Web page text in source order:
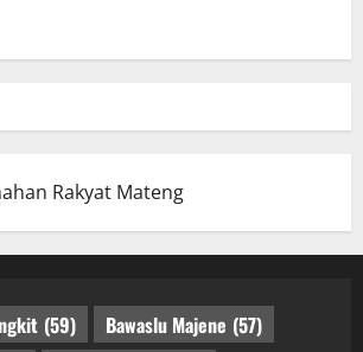
(59) Bawaslu Majene (57)